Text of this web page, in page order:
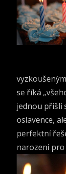
se říká
jednou přišli
oslavence,
perfektní
narozeni pro